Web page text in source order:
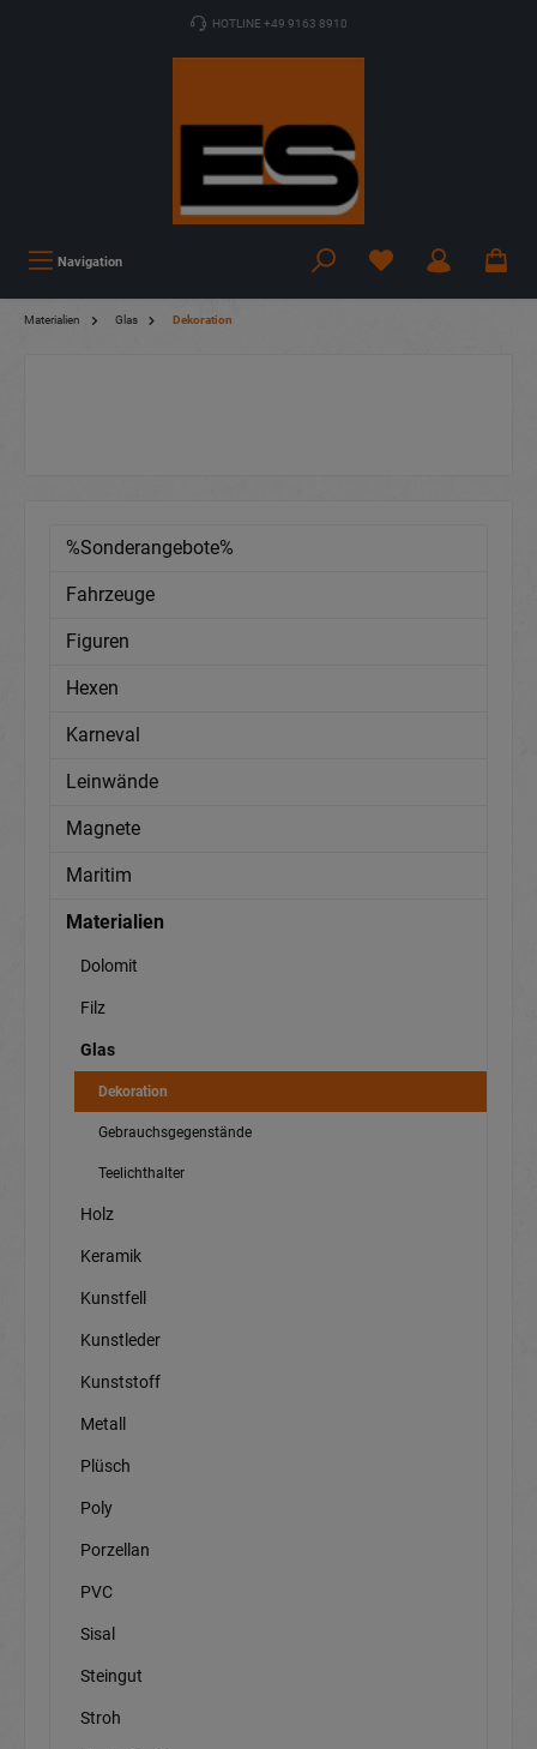
HOTLINE +49 9163 8910
Navigation
Materialien Glas Dekoration
%Sonderangebote%
Fahrzeuge
Figuren
Hexen
Karneval
Leinwände
Magnete
Maritim
Materialien
Dolomit
Filz
Glas
Dekoration
Gebrauchsgegenstände
Teelichthalter
Holz
Keramik
Kunstfell
Kunstleder
Kunststoff
Metall
Plüsch
Poly
Porzellan
PVC
Sisal
Steingut
Stroh